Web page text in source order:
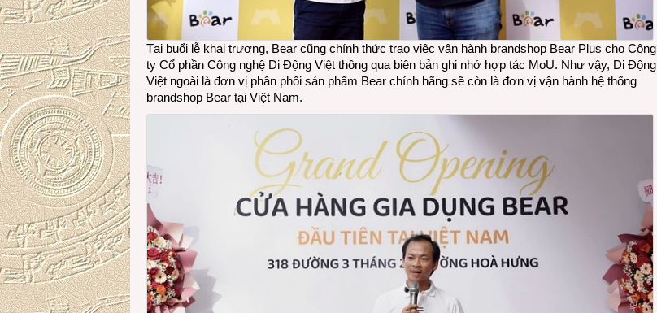
Tại buổi lễ khai trương, Bear cũng chính thức trao việc vận hành brandshop Bear Plus cho Công
ty Cổ phần Công nghệ Di Động Việt thông qua biên bản ghi nhớ hợp tác MoU. Như vậy, Di Động
Việt ngoài là đơn vị phân phối sản phẩm Bear chính hãng sẽ còn là đơn vị vận hành hệ thống
brandshop Bear tại Việt Nam.